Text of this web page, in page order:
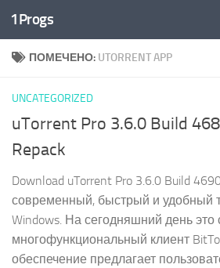
Перейти к содержимому
1Progs
ПОМЕЧЕНО: UTORRENT APP
UNCATEGORIZED
uTorrent Pro 3.6.0 Build
Repack
Download uTorrent Pro 3.6.0 Build
современный, быстрый и удобный
Windows. На сегодняшний день
многофункциональный клиент
обеспечение предлагает